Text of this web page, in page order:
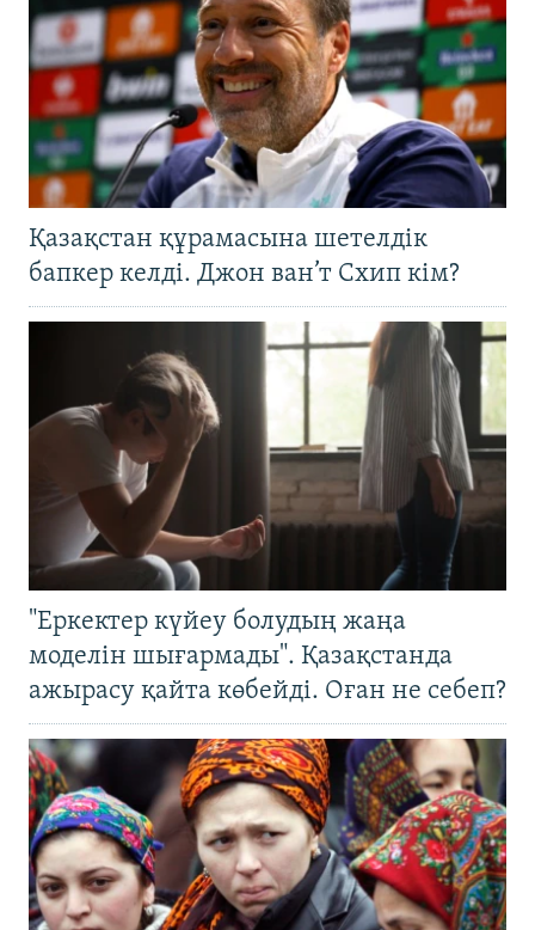
Қазақстан құрамасына шетелдік
бапкер келді. Джон ван’т Схип кім?
"Еркектер күйеу болудың жаңа
моделін шығармады". Қазақстанда
ажырасу қайта көбейді. Оған не себеп?